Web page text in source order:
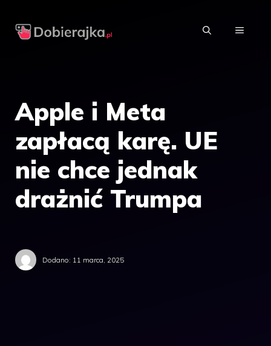
MENU
Apple i Meta
zapłacą karę. UE
nie chce jednak
drażnić Trumpa
Dodano: 11 marca, 2025